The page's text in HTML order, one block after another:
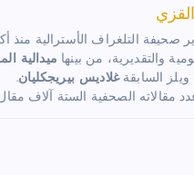
التلغراف الأسترالية منذ أكثر من
والتقديرية، من بينها ميدالية
السابقةغلاديس بيريجكليان.